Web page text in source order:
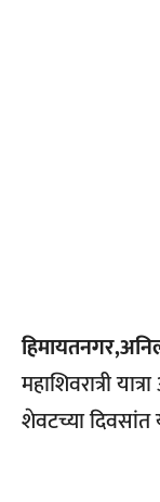
महाशिवरात्री
शेवटच्या दिवसांत